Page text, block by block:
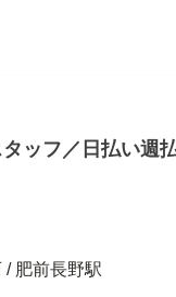
ッフ／日払い週
/ 肥前長野駅